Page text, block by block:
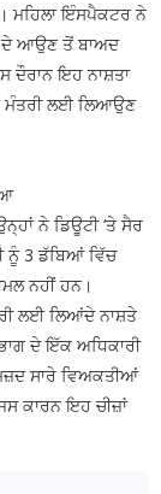
ਮਹਿਲਾ ਇੰਸਪੈਕਟਰ ਨੇ
ਦੇ ਆਉਣ ਤੋਂ ਬਾਅਦ
ਦੌਰਾਨ ਇਹ ਨਾਸ਼ਤਾ
ਮੰਤਰੀ ਲਈ ਲਿਆਉਣ
ਨੇ ਡਿਊਟੀ ‘ਤੇ ਸੈਰ
ਨੂੰ 3 ਡੱਬਿਆਂ ਵਿੱਚ
ਨਹੀਂ ਹਨ।
ਲਈ ਲਿਆਂਦੇ ਨਾਸ਼ਤੇ
ਦੇ ਇੱਕ ਅਧਿਕਾਰੀ
ਸਾਰੇ ਵਿਅਕਤੀਆਂ
ਕਾਰਨ ਇਹ ਚੀਜ਼ਾਂ